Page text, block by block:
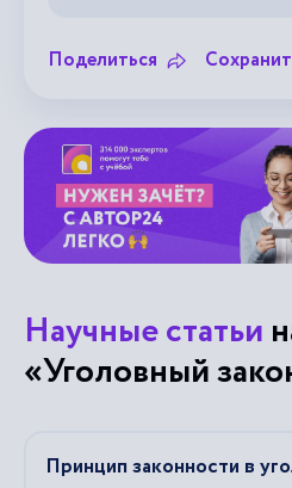
Поделиться
Научные статьи
«Уголовный
Принцип законности в